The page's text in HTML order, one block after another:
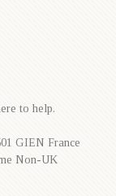
to help.
GIEN France
Non-UK